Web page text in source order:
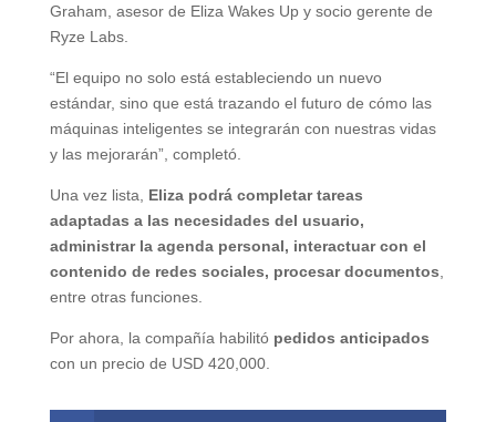
Graham, asesor de Eliza Wakes Up y socio gerente de
Ryze Labs.
“El equipo no solo está estableciendo un nuevo
estándar, sino que está trazando el futuro de cómo las
máquinas inteligentes se integrarán con nuestras vidas
y las mejorarán”, completó.
Una vez lista,
Eliza podrá completar tareas
adaptadas a las necesidades del usuario,
administrar la agenda personal, interactuar con el
contenido de redes sociales, procesar documentos
entre otras funciones.
Por ahora, la compañía habilitó pedidos anticipados
con un precio de USD 420,000.